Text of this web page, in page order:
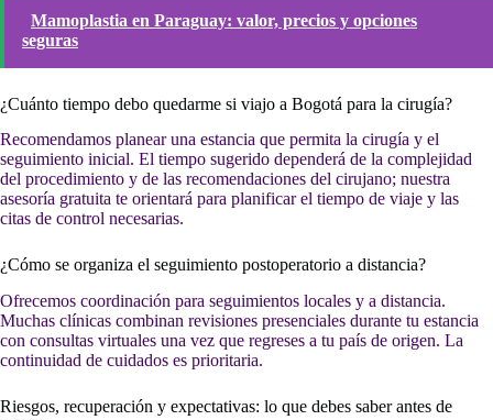
Mamoplastia en Paraguay: valor, precios y opciones
seguras
¿Cuánto tiempo debo quedarme si viajo a Bogotá para la cirugía?
Recomendamos planear una estancia que permita la cirugía y el
seguimiento inicial. El tiempo sugerido dependerá de la complejidad
del procedimiento y de las recomendaciones del cirujano; nuestra
asesoría gratuita te orientará para planificar el tiempo de viaje y las
citas de control necesarias.
¿Cómo se organiza el seguimiento postoperatorio a distancia?
Ofrecemos coordinación para seguimientos locales y a distancia.
Muchas clínicas combinan revisiones presenciales durante tu estancia
con consultas virtuales una vez que regreses a tu país de origen. La
continuidad de cuidados es prioritaria.
Riesgos, recuperación y expectativas: lo que debes saber antes de